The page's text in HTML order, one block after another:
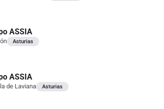
ASSIA
Asturias
ASSIA
de Laviana Asturias